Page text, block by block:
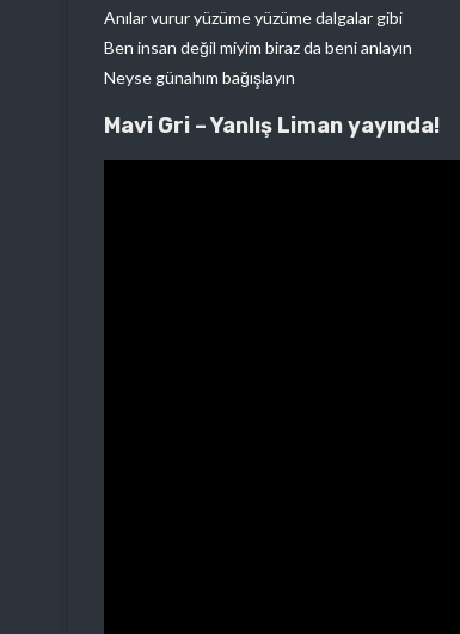
Anılar vurur yüzüme yüzüme dalgalar gibi
Ben insan değil miyim biraz da beni anlayın
Neyse günahım bağışlayın
Mavi Gri – Yanlış Liman yayında!